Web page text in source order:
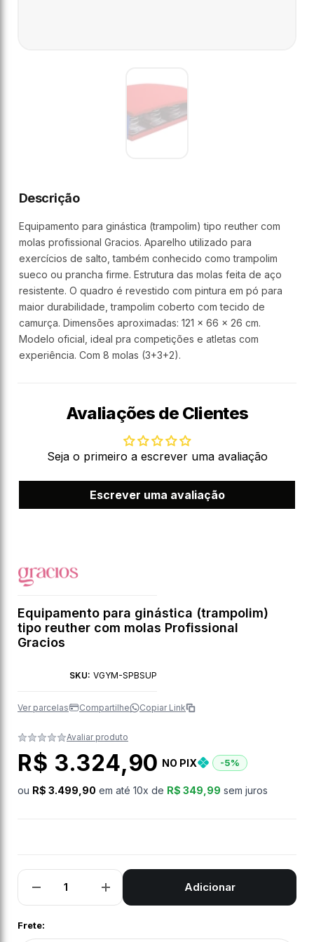
Descrição
Equipamento para ginástica (trampolim) tipo reuther com
molas profissional Gracios. Aparelho utilizado para
exercícios de salto, também conhecido como trampolim
sueco ou prancha firme. Estrutura das molas feita de aço
resistente. O quadro é revestido com pintura em pó para
maior durabilidade, trampolim coberto com tecido de
camurça. Dimensões aproximadas: 121 x 66 x 26 cm.
Modelo oficial, ideal pra competições e atletas com
experiência. Com 8 molas (3+3+2).
Avaliações de Clientes
Seja o primeiro a escrever uma avaliação
Escrever uma avaliação
Equipamento para ginástica (trampolim)
tipo reuther com molas Profissional
Gracios
SKU: VGYM-SPBSUP
Ver parcelas Compartilhe Copiar Link
Avaliar produto
R$ 3.324,90 NO PIX -5%
ou R$ 3.499,90 em até 10x de R$ 349,99 sem juros
Diminuir
de
Aumentar
Adicionar
Frete: